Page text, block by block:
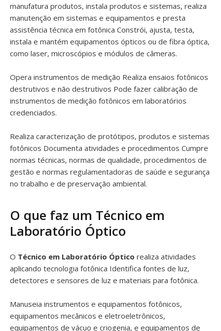
manufatura produtos, instala produtos e sistemas, realiza
manutenção em sistemas e equipamentos e presta
assistência técnica em fotônica Constrói, ajusta, testa,
instala e mantém equipamentos ópticos ou de fibra óptica,
como laser, microscópios e módulos de câmeras.
Opera instrumentos de medição Realiza ensaios fotônicos
destrutivos e não destrutivos Pode fazer calibração de
instrumentos de medição fotônicos em laboratórios
credenciados.
Realiza caracterização de protótipos, produtos e sistemas
fotônicos Documenta atividades e procedimentos Cumpre
normas técnicas, normas de qualidade, procedimentos de
gestão e normas regulamentadoras de saúde e segurança
no trabalho e de preservação ambiental.
O que faz um Técnico em
Laboratório Óptico
O Técnico em Laboratório Óptico realiza atividades
aplicando tecnologia fotônica Identifica fontes de luz,
detectores e sensores de luz e materiais para fotônica.
Manuseia instrumentos e equipamentos fotônicos,
equipamentos mecânicos e eletroeletrônicos,
equipamentos de vácuo e criogenia, e equipamentos de